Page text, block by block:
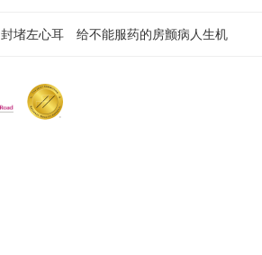
封堵左心耳 给不能服药的房颤病人生机